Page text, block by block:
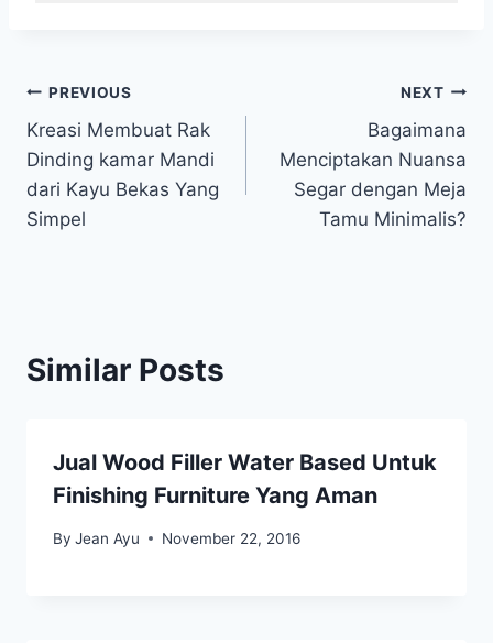
Post
navigation
PREVIOUS
Kreasi Membuat Rak
Dinding kamar Mandi
dari Kayu Bekas Yang
Simpel
NEXT
Bagaimana
Menciptakan Nuansa
Segar dengan Meja
Tamu Minimalis?
Similar Posts
Jual Wood Filler Water Based Untuk
Finishing Furniture Yang Aman
By Jean Ayu November 22, 2016